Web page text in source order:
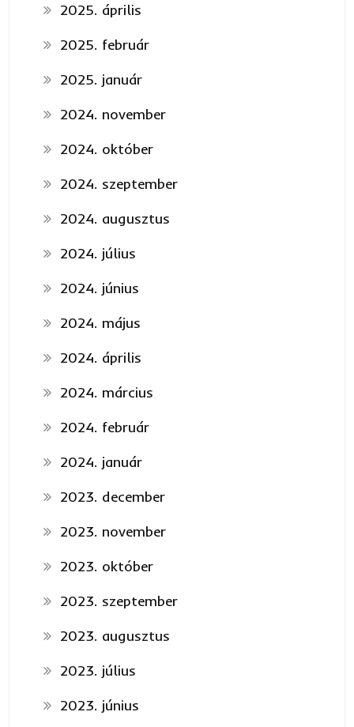
2025. április
2025. február
2025. január
2024. november
2024. október
2024. szeptember
2024. augusztus
2024. július
2024. június
2024. május
2024. április
2024. március
2024. február
2024. január
2023. december
2023. november
2023. október
2023. szeptember
2023. augusztus
2023. július
2023. június